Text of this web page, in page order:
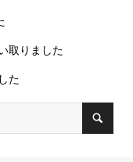
取りました
た